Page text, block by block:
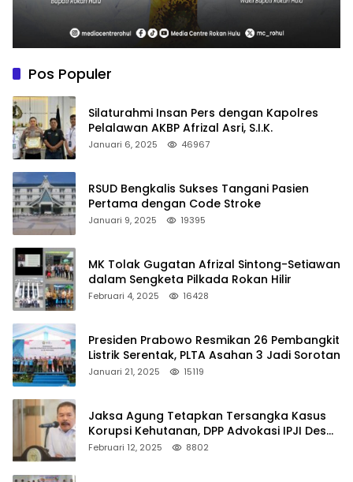
Pos Populer
Silaturahmi Insan Pers dengan Kapolres
Pelalawan AKBP Afrizal Asri, S.I.K.
Januari 6, 2025 46967
RSUD Bengkalis Sukses Tangani Pasien
Pertama dengan Code Stroke
Januari 9, 2025 19395
MK Tolak Gugatan Afrizal Sintong-Setiawan
dalam Sengketa Pilkada Rokan Hilir
Februari 4, 2025 16428
Presiden Prabowo Resmikan 26 Pembangkit
Listrik Serentak, PLTA Asahan 3 Jadi Sorotan
Januari 21, 2025 15119
Jaksa Agung Tetapkan Tersangka Kasus
Korupsi Kehutanan, DPP Advokasi IPJI Desak
Pengusutan Pajak RAPP
Februari 12, 2025 8802